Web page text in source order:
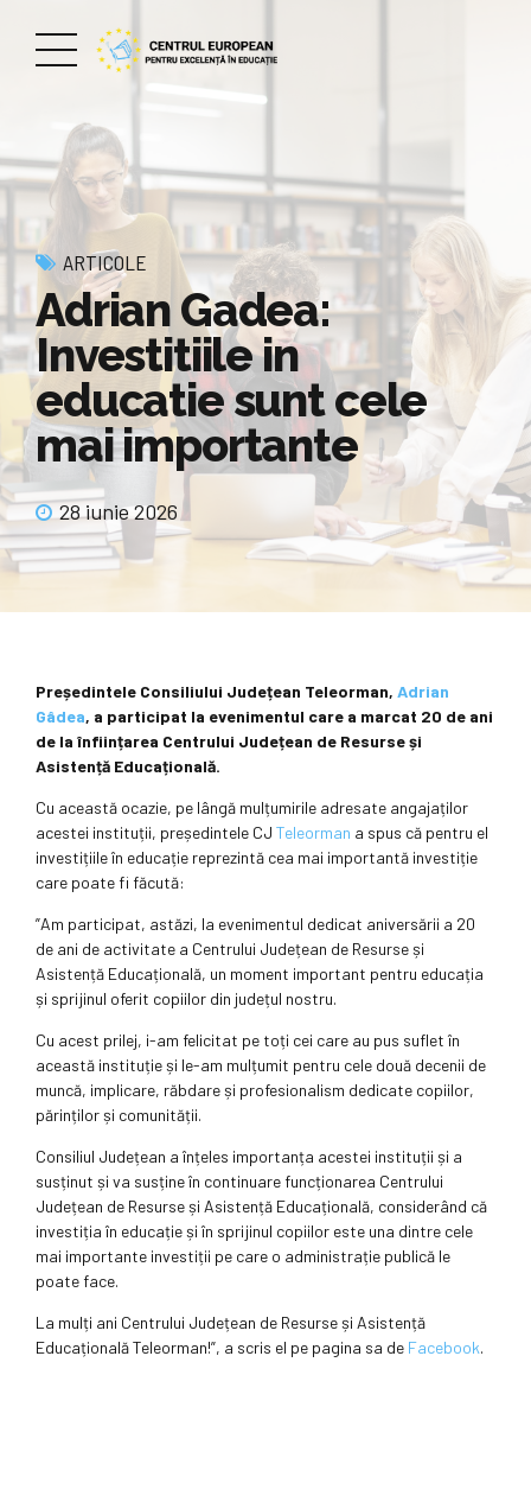
ARTICOLE
Adrian Gadea:
Investitiile in
educatie sunt cele
mai importante
28 iunie 2026
Președintele Consiliului Județean Teleorman, Adrian
Gâdea, a participat la evenimentul care a marcat 20 de ani
de la înființarea Centrului Județean de Resurse și
Asistență Educațională.
Cu această ocazie, pe lângă mulțumirile adresate angajaților
acestei instituții, președintele CJ Teleorman a spus că pentru el
investițiile în educație reprezintă cea mai importantă investiție
care poate fi făcută:
”Am participat, astăzi, la evenimentul dedicat aniversării a 20
de ani de activitate a Centrului Județean de Resurse și
Asistență Educațională, un moment important pentru educația
și sprijinul oferit copiilor din județul nostru.
Cu acest prilej, i-am felicitat pe toți cei care au pus suflet în
această instituție și le-am mulțumit pentru cele două decenii de
muncă, implicare, răbdare și profesionalism dedicate copiilor,
părinților și comunității.
Consiliul Județean a înțeles importanța acestei instituții și a
susținut și va susține în continuare funcționarea Centrului
Județean de Resurse și Asistență Educațională, considerând că
investiția în educație și în sprijinul copiilor este una dintre cele
mai importante investiții pe care o administrație publică le
poate face.
La mulți ani Centrului Județean de Resurse și Asistență
Educațională Teleorman!”, a scris el pe pagina sa de Facebook.